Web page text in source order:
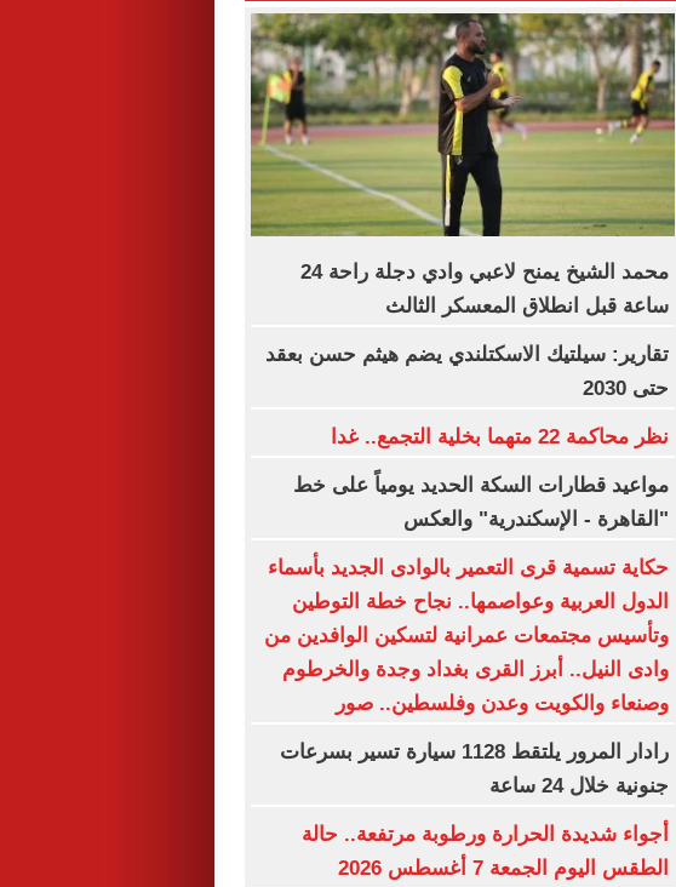
محمد الشيخ يمنح لاعبي وادي دجلة راحة 24
ساعة قبل انطلاق المعسكر الثالث
تقارير: سيلتيك الاسكتلندي يضم هيثم حسن بعقد
حتى 2030
نظر محاكمة 22 متهما بخلية التجمع.. غدا
مواعيد قطارات السكة الحديد يومياً على خط
"القاهرة - الإسكندرية" والعكس
حكاية تسمية قرى التعمير بالوادى الجديد بأسماء
الدول العربية وعواصمها.. نجاح خطة التوطين
وتأسيس مجتمعات عمرانية لتسكين الوافدين من
وادى النيل.. أبرز القرى بغداد وجدة والخرطوم
وصنعاء والكويت وعدن وفلسطين.. صور
رادار المرور يلتقط 1128 سيارة تسير بسرعات
جنونية خلال 24 ساعة
أجواء شديدة الحرارة ورطوبة مرتفعة.. حالة
الطقس اليوم الجمعة 7 أغسطس 2026